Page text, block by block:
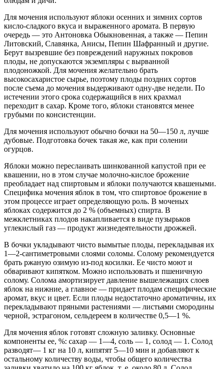
Для мочения используют яблоки осенних и зимних сортов
кисло-сладкого вкуса и выраженного аромата. В первую
очередь — это Антоновка Обыкновенная, а также — Пепин
Литовский, Славянка, Анисы, Пепин Шафранный и другие.
Берут вызревшие без повреждений наружных покровов
плоды, не допускаются экземпляры с вырванной
плодоножкой. Для мочения желательно брать
высокосахаристое сырье, поэтому плоды поздних сортов
после съема до мочения выдерживают одну-две недели. По
истечении этого срока содержащийся в них крахмал
переходит в сахар. Кроме того, яблоки становятся менее
грубыми по консистенции.
Для мочения используют обычно бочки на 50—150 л, лучше
дубовые. Подготовка бочек такая же, как при солении
огурцов.
Яблоки можно переслаивать шинкованной капустой при ее
квашении, но в этом случае молочно-кислое брожение
преобладает над спиртовым и яблоки получаются квашеными.
Специфика мочения яблок в том, что спиртовое брожение в
этом процессе играет определяющую роль. В моченых
яблоках содержится до 2 % (объемных) спирта. В
межклетниках плодов накапливается в виде пузырьков
углекислый газ — продукт жизнедеятельности дрожжей.
В бочки укладывают чисто вымытые плоды, перекладывая их
1—2-сантиметровыми слоями соломы. Солому рекомендуется
брать ржаную озимую из-под косилки. Ее чисто моют и
обваривают кипятком. Можно использовать и пшеничную
солому. Солома амортизирует давление вышележащих слоев
яблок на нижние, а главное — придает плодам специфические
аромат, вкус и цвет. Если плоды недостаточно ароматичны, их
перекладывают пряными растениями — листьями смородины
черной, эстрагоном, сельдереем в количестве 0,5—1 %.
Для мочения яблок готовят сложную заливку. Основные
компоненты ее, %: сахар — 1—4, соль — 1, солод — 1. Солод
разводят— 1 кг на 10 л, кипятят 5—10 мин и добавляют к
остальному количеству воды, чтобы общего количества